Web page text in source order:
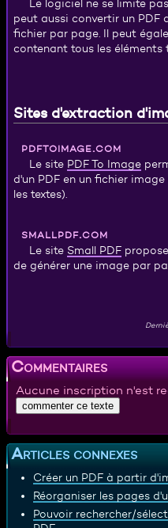
Le logiciel ne se limite
peut aussi convertir un PDF
fichier par page. Il peut
contenant tous les éléments
Sites d'extraction
pdftoimage.com
Le site PDF To Image
d'un PDF en un fichier
les textes).
smallpdf.com
Le site Small PDF
de générer une image par
Commentaires
Aucune inscription n'est
Articles connexes
Créer un PDF à partir
Réorganiser les pages
Pouvoir rechercher/